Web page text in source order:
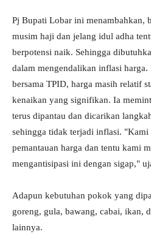
Pj Bupati Lobar ini menambahkan,
musim haji dan jelang idul adha
berpotensi naik. Sehingga
dalam mengendalikan inflasi
bersama TPID, harga masih relatif
kenaikan yang signifikan. Ia
terus dipantau dan dicarikan
sehingga tidak terjadi inflasi. "Kami
pemantauan harga dan tentu kami
mengantisipasi ini dengan sigap,"
Adapun kebutuhan pokok yang
goreng, gula, bawang, cabai, ikan,
lainnya.